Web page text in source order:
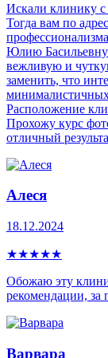
Искали клинику
Тогда вам по
Юлию Басильевну
вежливую и
заменить, что
минималистичных
Расположение
Прохожу курс
отличный
Алеся
18.12.2024
★★★★★
Обожаю эту
рекомендации, за
Варвара